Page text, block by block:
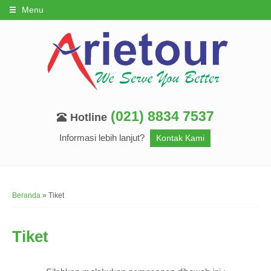
Menu
Hotline (021) 8834 7537
Informasi lebih lanjut? Kontak Kami
Beranda » Tiket
Tiket